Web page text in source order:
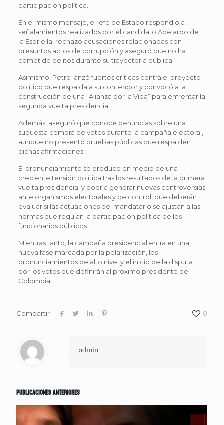
participación política.
En el mismo mensaje, el jefe de Estado respondió a
señalamientos realizados por el candidato Abelardo de
la Espriella, rechazó acusaciones relacionadas con
presuntos actos de corrupción y aseguró que no ha
cometido delitos durante su trayectoria pública.
Asimismo, Petro lanzó fuertes críticas contra el proyecto
político que respalda a su contendor y convocó a la
construcción de una “Alianza por la Vida” para enfrentar la
segunda vuelta presidencial.
Además, aseguró que conoce denuncias sobre una
supuesta compra de votos durante la campaña electoral,
aunque no presentó pruebas públicas que respalden
dichas afirmaciones.
El pronunciamiento se produce en medio de una
creciente tensión política tras los resultados de la primera
vuelta presidencial y podría generar nuevas controversias
ante organismos electorales y de control, que deberán
evaluar si las actuaciones del mandatario se ajustan a las
normas que regulan la participación política de los
funcionarios públicos.
Mientras tanto, la campaña presidencial entra en una
nueva fase marcada por la polarización, los
pronunciamientos de alto nivel y el inicio de la disputa
por los votos que definirán al próximo presidente de
Colombia.
Compartir 0
admin
Publicaciones anteriores